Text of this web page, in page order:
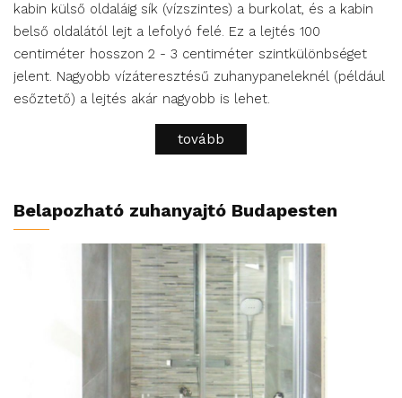
kabin külső oldaláig sík (vízszintes) a burkolat, és a kabin
belső oldalától lejt a lefolyó felé. Ez a lejtés 100
centiméter hosszon 2 - 3 centiméter szintkülönbséget
jelent. Nagyobb vízáteresztésű zuhanypaneleknél (például
esőztető) a lejtés akár nagyobb is lehet.
tovább
Belapozható zuhanyajtó Budapesten